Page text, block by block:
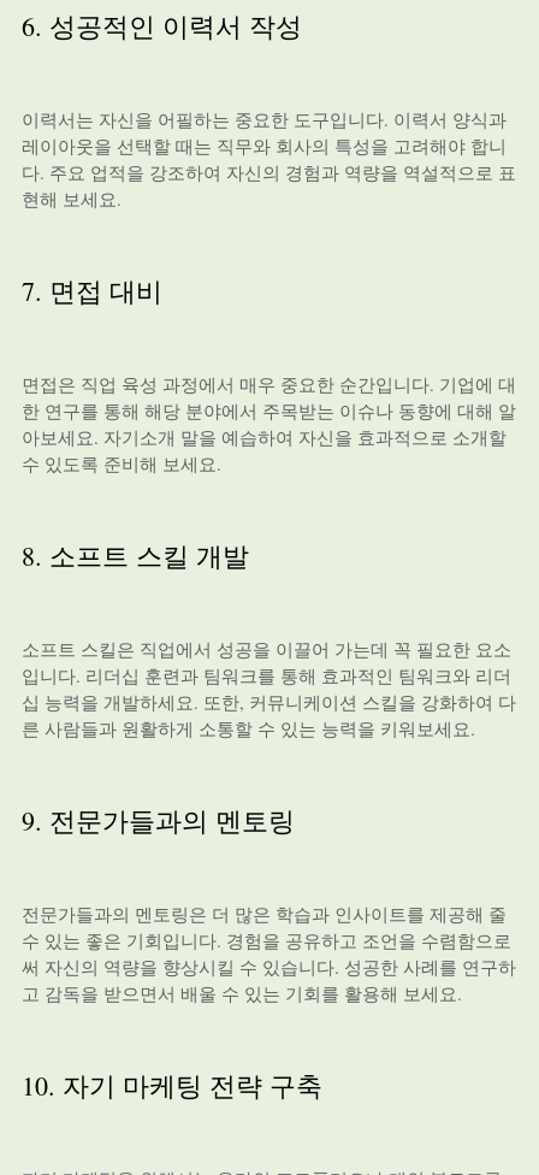
6. 성공적인 이력서 작성
이력서는 자신을 어필하는 중요한 도구입니다. 이력서 양식과
레이아웃을 선택할 때는 직무와 회사의 특성을 고려해야 합니
다. 주요 업적을 강조하여 자신의 경험과 역량을 역설적으로 표
현해 보세요.
7. 면접 대비
면접은 직업 육성 과정에서 매우 중요한 순간입니다. 기업에 대
한 연구를 통해 해당 분야에서 주목받는 이슈나 동향에 대해 알
아보세요. 자기소개 말을 예습하여 자신을 효과적으로 소개할
수 있도록 준비해 보세요.
8. 소프트 스킬 개발
소프트 스킬은 직업에서 성공을 이끌어 가는데 꼭 필요한 요소
입니다. 리더십 훈련과 팀워크를 통해 효과적인 팀워크와 리더
십 능력을 개발하세요. 또한, 커뮤니케이션 스킬을 강화하여 다
른 사람들과 원활하게 소통할 수 있는 능력을 키워보세요.
9. 전문가들과의 멘토링
전문가들과의 멘토링은 더 많은 학습과 인사이트를 제공해 줄
수 있는 좋은 기회입니다. 경험을 공유하고 조언을 수렴함으로
써 자신의 역량을 향상시킬 수 있습니다. 성공한 사례를 연구하
고 감독을 받으면서 배울 수 있는 기회를 활용해 보세요.
10. 자기 마케팅 전략 구축